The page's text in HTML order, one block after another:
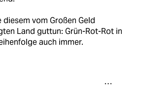
diesem vom Großen Geld
Land guttun: Grün-Rot-Rot in
auch immer.